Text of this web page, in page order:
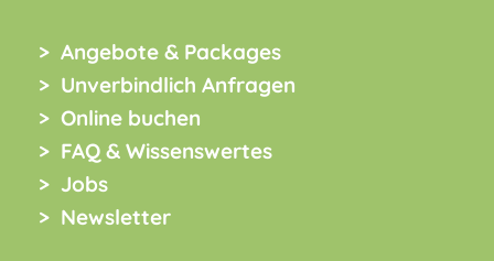
Angebote & Packages
Unverbindlich Anfragen
Online buchen
FAQ & Wissenswertes
Jobs
Newsletter